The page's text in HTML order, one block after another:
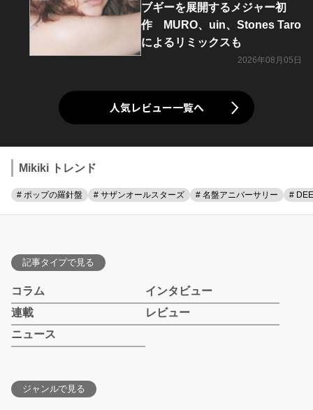
ブギーを展開するメジャー初
作 MURO、uin、Stones Taro
によるリミックスも
2026年08月05日
人気レビュー一覧へ
Mikiki トレンド
# ポップの羅針盤 # サザンオールスターズ # 名盤アニバーサリー #
記事タイプで見る
コラム
インタビュー
連載
レビュー
ニュース
ジャンルで見る